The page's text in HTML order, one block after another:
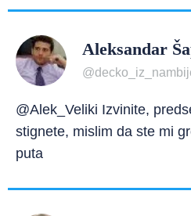
Aleksandar
@Alek_Veliki Izvinite,
stignete, mislim da ste mi
puta